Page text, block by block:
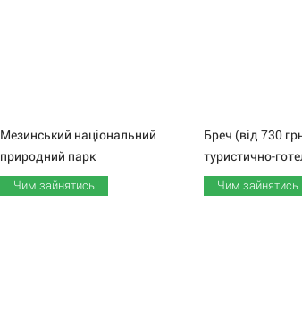
Мезинський національний
природний парк
Чим зайнятись
Бреч (від 730
Чим зайнятись